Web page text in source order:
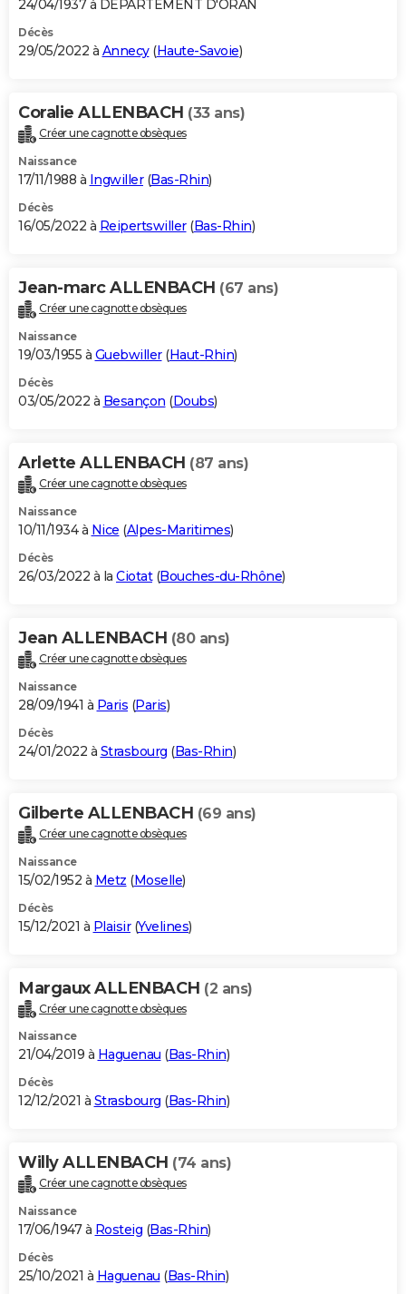
24/04/1937 à DEPARTEMENT D'ORAN
Décès
29/05/2022 à Annecy(Haute-Savoie)
Coralie ALLENBACH (33 ans)
Créer une cagnotte obsèques
Naissance
17/11/1988 à Ingwiller(Bas-Rhin)
Décès
16/05/2022 à Reipertswiller(Bas-Rhin)
Jean-marc ALLENBACH (67 ans)
Créer une cagnotte obsèques
Naissance
19/03/1955 à Guebwiller(Haut-Rhin)
Décès
03/05/2022 à Besançon (Doubs)
Arlette ALLENBACH (87 ans)
Créer une cagnotte obsèques
Naissance
10/11/1934 à Nice (Alpes-Maritimes)
Décès
26/03/2022 à la Ciotat(Bouches-du-Rhône)
Jean ALLENBACH (80 ans)
Créer une cagnotte obsèques
Naissance
28/09/1941 à Paris (Paris)
Décès
24/01/2022 à Strasbourg (Bas-Rhin)
Gilberte ALLENBACH (69 ans)
Créer une cagnotte obsèques
Naissance
15/02/1952 à Metz (Moselle)
Décès
15/12/2021 à Plaisir(Yvelines)
Margaux ALLENBACH (2 ans)
Créer une cagnotte obsèques
Naissance
21/04/2019 à Haguenau (Bas-Rhin)
Décès
12/12/2021 à Strasbourg (Bas-Rhin)
Willy ALLENBACH (74 ans)
Créer une cagnotte obsèques
Naissance
17/06/1947 à Rosteig (Bas-Rhin)
Décès
25/10/2021 à Haguenau (Bas-Rhin)